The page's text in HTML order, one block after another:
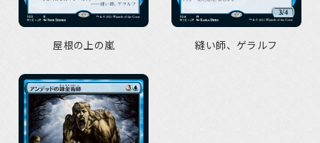
屋根の上の嵐 縫い師、ゲラルフ